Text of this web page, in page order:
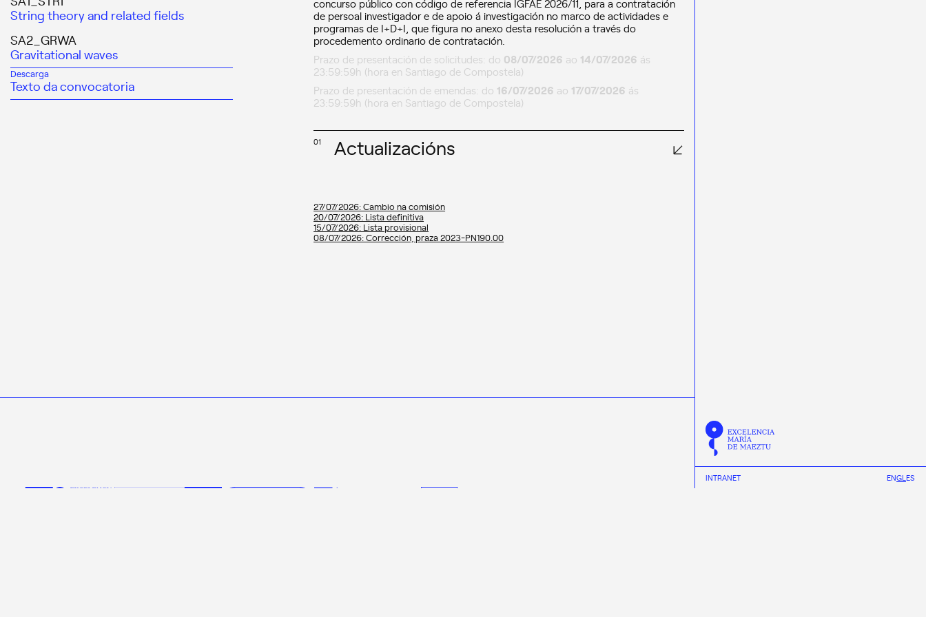
INTRANET ENGLES
String theory and related fields
SA2_GRWA
Gravitational waves
Descarga
Texto da convocatoria
concurso público con código de referencia IGFAE 2026/11, para a contratación
de persoal investigador e de apoio á investigación no marco de actividades e
programas de I+D+I, que figura no anexo desta resolución a través do
procedemento ordinario de contratación.
Prazo de presentación de solicitudes: do 08/07/2026 ao 14/07/2026 ás
23:59:59h (hora en Santiago de Compostela)
Prazo de presentación de emendas: do 16/07/2026 ao 17/07/2026 ás
23:59:59h (hora en Santiago de Compostela)
01 Actualizacións
27/07/2026: Cambio na comisión
20/07/2026: Lista definitiva
15/07/2026: Lista provisional
08/07/2026: Corrección, praza 2023-PN190.00